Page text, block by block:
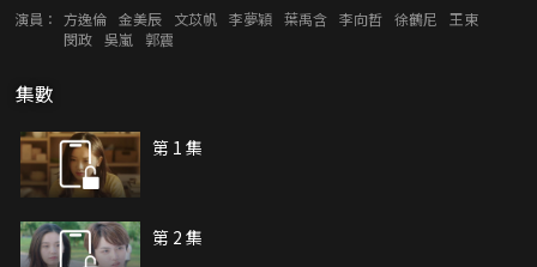
成績墊底的楊初末想要和鋼琴天才慕流年搭檔，不料卻被一口拒絕。爲了追
回自己青梅竹馬的心意，楊初末選擇用鋼琴彈出自己的心聲。
演員： 方逸倫 金美辰 文苡帆 李夢穎 葉禹含 李向哲 徐鶴尼
王東
閔政 吳嵐 郭震
集數
第 1 集
第 2 集